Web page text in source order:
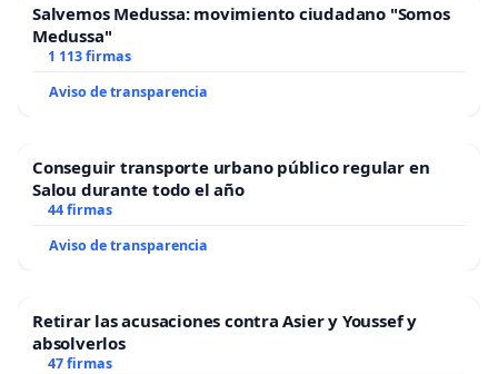
Salvemos Medussa: movimiento ciudadano "Somos
Medussa"
1 113 firmas
Aviso de transparencia
Conseguir transporte urbano público regular en
Salou durante todo el año
44 firmas
Aviso de transparencia
Retirar las acusaciones contra Asier y Youssef y
absolverlos
47 firmas